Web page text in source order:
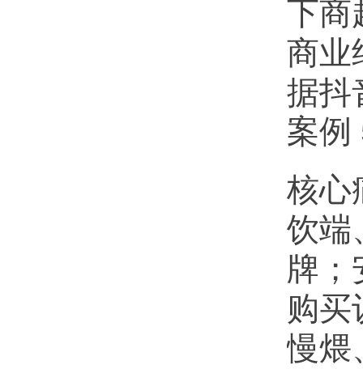
下商
商业
据抖
案
核心
饮端
牌；
购买
慢煨